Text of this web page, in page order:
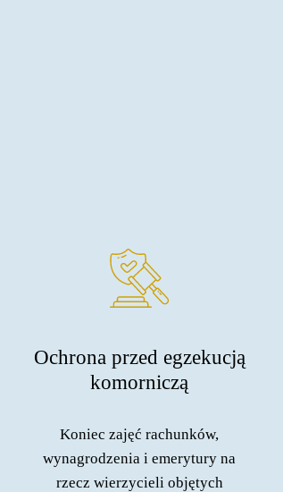
Ochrona przed egzekucją
komorniczą
Koniec zajęć rachunków,
wynagrodzenia i emerytury na
rzecz wierzycieli objętych